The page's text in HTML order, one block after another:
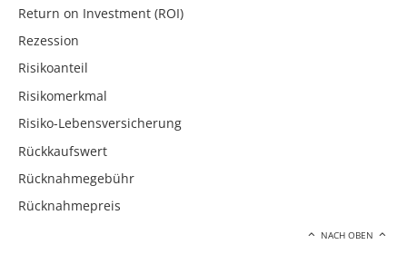
Return on Investment (ROI)
Rezession
Risikoanteil
Risikomerkmal
Risiko-Lebensversicherung
Rückkaufswert
Rücknahmegebühr
Rücknahmepreis
NACH OBEN